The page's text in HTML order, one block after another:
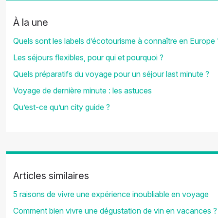
À la une
Quels sont les labels d’écotourisme à connaître en Europe
Les séjours flexibles, pour qui et pourquoi ?
Quels préparatifs du voyage pour un séjour last minute ?
Voyage de dernière minute : les astuces
Qu’est-ce qu’un city guide ?
Articles similaires
5 raisons de vivre une expérience inoubliable en voyage
Comment bien vivre une dégustation de vin en vacances ?